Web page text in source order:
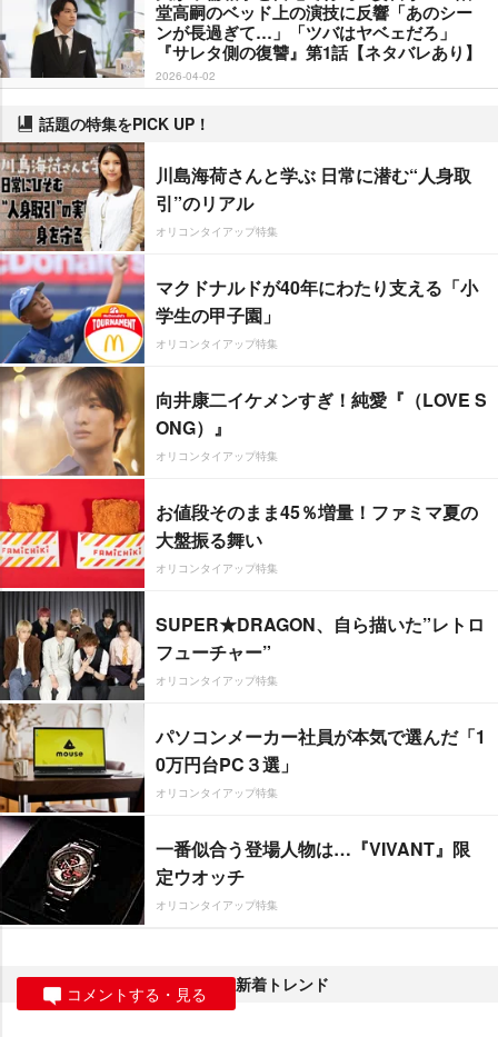
堂高嗣のベッド上の演技に反響「あのシー
ンが長過ぎて…」「ツバはヤベェだろ」
『サレタ側の復讐』第1話【ネタバレあり】
2026-04-02
話題の特集をPICK UP！
川島海荷さんと学ぶ 日常に潜む“人身取
引”のリアル
オリコンタイアップ特集
マクドナルドが40年にわたり支える「小
学生の甲子園」
オリコンタイアップ特集
向井康二イケメンすぎ！純愛『（LOVE S
ONG）』
オリコンタイアップ特集
お値段そのまま45％増量！ファミマ夏の
大盤振る舞い
オリコンタイアップ特集
SUPER★DRAGON、自ら描いた”レトロ
フューチャー”
オリコンタイアップ特集
パソコンメーカー社員が本気で選んだ「1
0万円台PC３選」
オリコンタイアップ特集
一番似合う登場人物は…『VIVANT』限
定ウオッチ
オリコンタイアップ特集
コメントする・見る 新着トレンド